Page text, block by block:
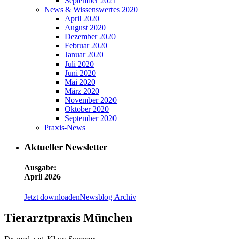
News & Wissenswertes 2020
April 2020
August 2020
Dezember 2020
Februar 2020
Januar 2020
Juli 2020
Juni 2020
Mai 2020
März 2020
November 2020
Oktober 2020
September 2020
Praxis-News
Aktueller Newsletter
Ausgabe:
April 2026
Jetzt downloadenNewsblog Archiv
Tierarztpraxis München